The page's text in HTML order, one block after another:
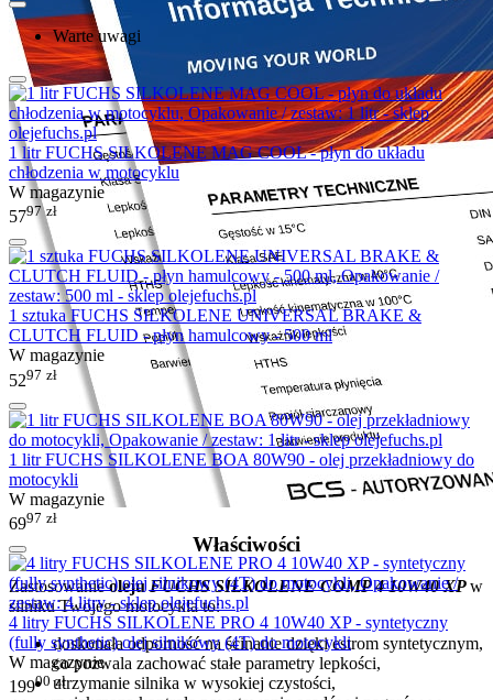
Właściwości
ZastosowanieolejuFUCHS SILKOLENE COMP 4 10W40 XPw
silniku Twojego motocykla to:
doskonała odporność na ścinanie dzięki estrom syntetycznym,
co pozwala zachować stałe parametry lepkości,
utrzymanie silnika w wysokiej czystości,
Warte uwagi
1 litr FUCHS SILKOLENE MAG COOL - płyn do układu
chłodzenia w motocyklu
W magazynie
5797 zł
1 sztuka FUCHS SILKOLENE UNIVERSAL BRAKE &
CLUTCH FLUID - płyn hamulcowy - 500 ml
W magazynie
5297 zł
1 litr FUCHS SILKOLENE BOA 80W90 - olej przekładniowy do
motocykli
W magazynie
6997 zł
4 litry FUCHS SILKOLENE PRO 4 10W40 XP - syntetyczny
(fully synthetic) olej silnikowy (4T) do motocykli
W magazynie
19900 zł